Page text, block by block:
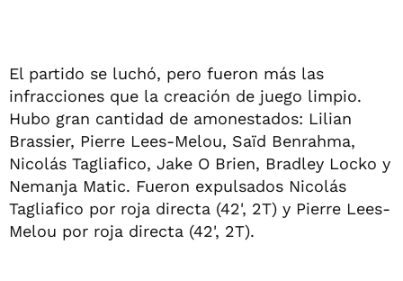
El partido se luchó, pero fueron más las
infracciones que la creación de juego limpio.
Hubo gran cantidad de amonestados: Lilian
Brassier, Pierre Lees-Melou, Saïd Benrahma,
Nicolás Tagliafico, Jake O Brien, Bradley Locko y
Nemanja Matic. Fueron expulsados Nicolás
Tagliafico por roja directa (42', 2T) y Pierre Lees-
Melou por roja directa (42', 2T).